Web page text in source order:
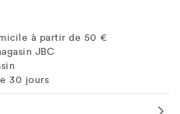
à partir de 50 €
JBC
30 jours